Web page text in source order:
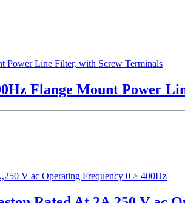
Flange Mount Power